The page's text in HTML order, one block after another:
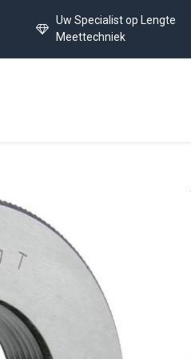
Uw Specialist op Lengte
Meettechniek